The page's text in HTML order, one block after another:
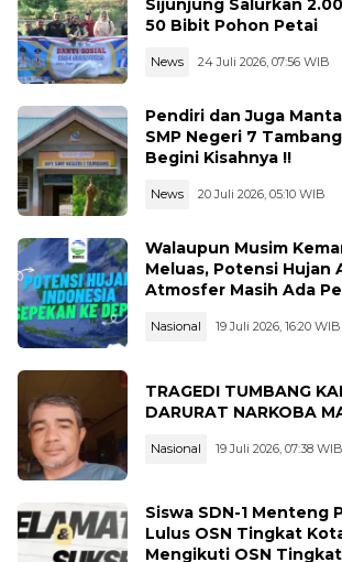
Sijunjung Salurkan
50 Bibit Pohon Petai
News 24 Juli 2026, 07:56 WIB
Pendiri dan Juga
SMP Negeri 7
Begini Kisahnya !!
News 20 Juli 2026, 05:10 WIB
Walaupun Musim
Meluas, Potensi Hujan
Atmosfer Masih Ada
Nasional 19 Juli 2026, 16:20 WIB
TRAGEDI TUMBANG
DARURAT NARKOBA
Nasional 19 Juli 2026, 07:38 WIB
Siswa SDN-1 Menteng
Lulus OSN Tingkat
Mengikuti OSN